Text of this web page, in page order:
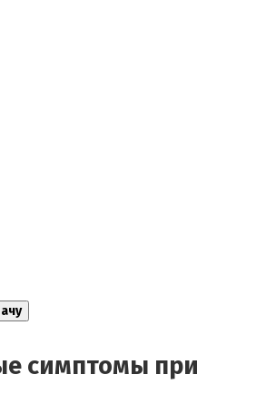
симптомы при